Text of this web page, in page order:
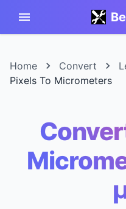
Home Convert
Pixels To Micrometers